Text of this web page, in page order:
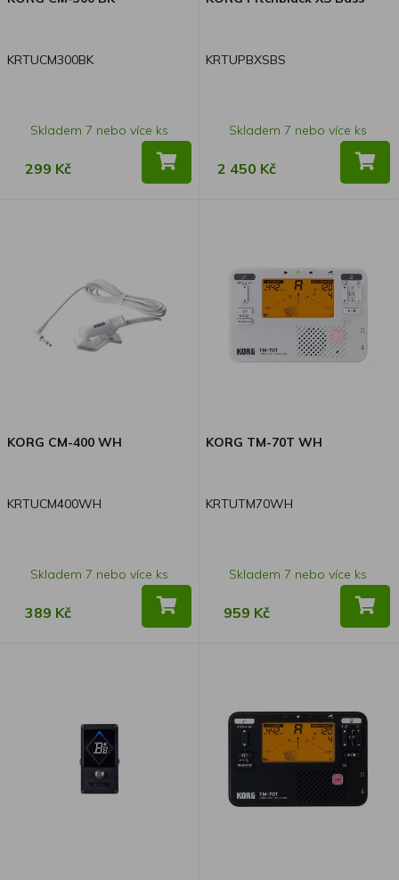
KRTUCM300BK
Skladem 7 nebo více ks
299 Kč
KRTUPBXSBS
Skladem 7 nebo více ks
2 450 Kč
KORG CM-400 WH
KRTUCM400WH
Skladem 7 nebo více ks
389 Kč
KORG TM-70T WH
KRTUTM70WH
Skladem 7 nebo více ks
959 Kč